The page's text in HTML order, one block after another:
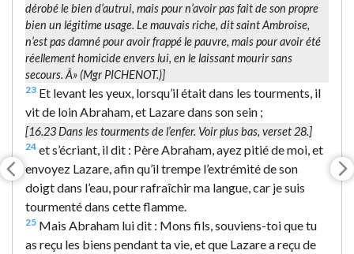
dérobé le bien d’autrui, mais pour n’avoir pas fait de son propre
bien un légitime usage. Le mauvais riche, dit saint Ambroise,
n’est pas damné pour avoir frappé le pauvre, mais pour avoir été
réellement homicide envers lui, en le laissant mourir sans
secours. Â» (Mgr PICHENOT.)]
23 Et levant les yeux, lorsqu’il était dans les tourments, il
vit de loin Abraham, et Lazare dans son sein ;
[16.23Dans les tourmentsde l’enfer. Voir plus bas, verset 28.]
24 et s’écriant, il dit : Père Abraham, ayez pitié de moi, et
envoyez Lazare, afin qu’il trempe l’extrémité de son
doigt dans l’eau, pour rafraîchir ma langue, car je suis
tourmenté dans cette flamme.
25 Mais Abraham lui dit : Mons fils, souviens-toi que tu
as reçu les biens pendant ta vie, et que Lazare a reçu de